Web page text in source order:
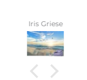
Iris Griese